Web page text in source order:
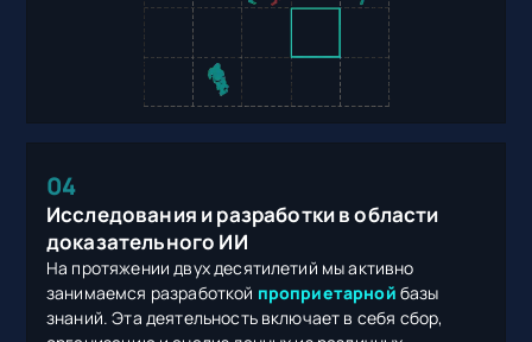
04
Исследования и разработки в области
доказательного ИИ
На протяжении двух десятилетий мы активно
занимаемся разработкой проприетарной базы
знаний. Эта деятельность включает в себя сбор,